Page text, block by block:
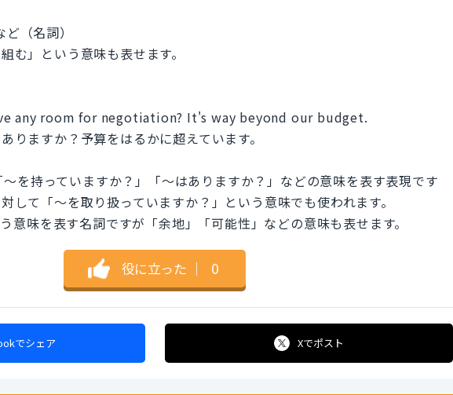
（名詞）
む」という意味も表せます。
any room for negotiation? It's way beyond our budget.
りますか？予算をはるかに超えています。
を持っていますか？」「〜はありますか？」などの意味を表す表現です
して「〜を取り扱っていますか？」という意味でも使われます。
味を表す名詞ですが「余地」「可能性」などの意味も表せます。
役に立った ｜ 0
でシェア Xでポスト